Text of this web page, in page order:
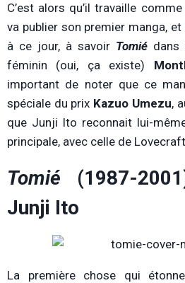
C’est alors qu’il travaille
va publier son premier manga, et
à ce jour, à savoir Tomié dans
féminin (oui, ça existe)
important de noter que ce
spéciale du prix Kazuo Umezu,
que Junji Ito reconnait lui-
principale, avec celle de
Tomié (1987-
Junji Ito
La première chose qui